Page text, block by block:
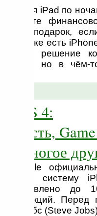
снится iPad по
имеете
такой подарок,
вас уже есть
решение
всем, но в чём-
OS 4:
и многое
Apple
систему
добавлено до
функций. Перед
Джобс (Steve